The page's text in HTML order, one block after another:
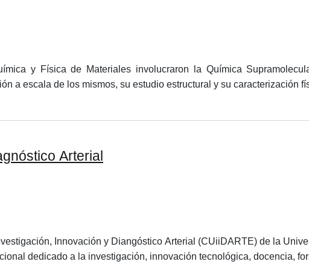
y Física de Materiales involucraron la Química
a escala de los mismos, su estudio estructural y su caracterización
Arterial
Innovación y Diangóstico Arterial (CUiiDARTE) de la
dedicado a la investigación, innovación tecnológica, docencia,